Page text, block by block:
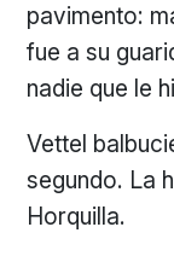
pavimento:
fue a su
nadie que le
Vettel
segundo. La
Horquilla.